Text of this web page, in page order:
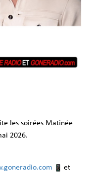
les soirées Matinée
2026.
et